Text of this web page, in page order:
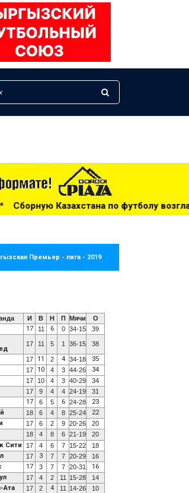
возглавил тренер из Голландии - 14:34
Премьер - лига - 2019
И В Н П Мячи
О
17 11 6 0 34-15 39
17 11 5 1 36-15 38
17 11 2 4 34-18 35
17 10 4 3 44-26 34
17 10 4 3 40-29
34
17 9 4 4 24-19
31
17 6 5 6 24-28 23
18 6 4 8 25-24 22
17 6 2 9 20-26
20
18 4 8 6 21-19
20
Сити 17 4 6 7 15-22
18
17 3 7 7 20-29
16
17 3 7 7 20-31 16
17 4 2 11 15-28
14
Ата 17 2 4 11 14-26
10